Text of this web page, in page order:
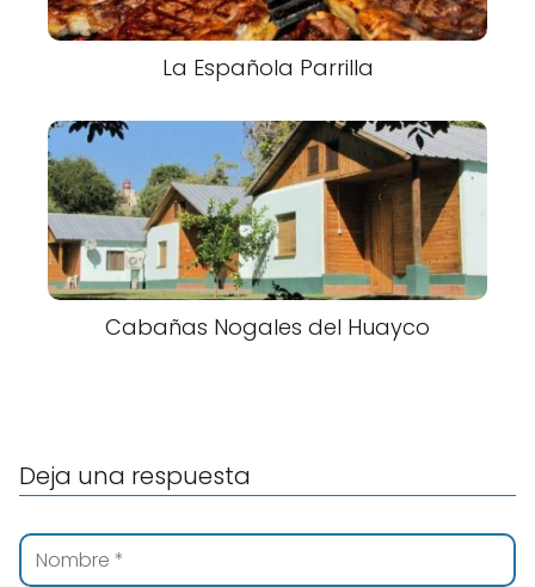
La Española Parrilla
Cabañas Nogales del Huayco
Deja una respuesta